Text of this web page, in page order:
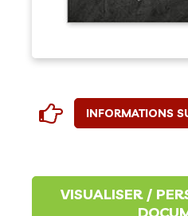
INFORMATIONS